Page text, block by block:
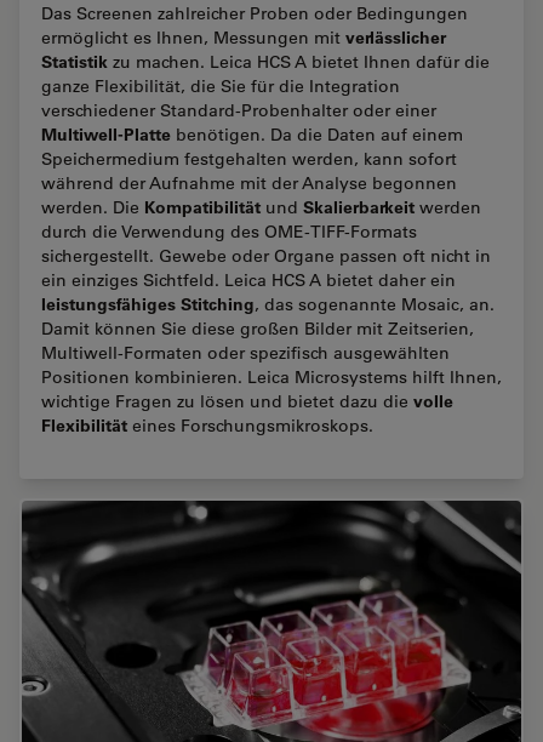
Das Screenen zahlreicher Proben oder Bedingungen
ermöglicht es Ihnen, Messungen mit verlässlicher
Statistik zu machen. Leica HCS A bietet Ihnen dafür die
ganze Flexibilität, die Sie für die Integration
verschiedener Standard-Probenhalter oder einer
Multiwell-Platte benötigen. Da die Daten auf einem
Speichermedium festgehalten werden, kann sofort
während der Aufnahme mit der Analyse begonnen
werden. Die Kompatibilität und Skalierbarkeit werden
durch die Verwendung des OME-TIFF-Formats
sichergestellt. Gewebe oder Organe passen oft nicht in
ein einziges Sichtfeld. Leica HCS A bietet daher ein
leistungsfähiges Stitching, das sogenannte Mosaic, an.
Damit können Sie diese großen Bilder mit Zeitserien,
Multiwell-Formaten oder spezifisch ausgewählten
Positionen kombinieren. Leica Microsystems hilft Ihnen,
wichtige Fragen zu lösen und bietet dazu die volle
Flexibilität eines Forschungsmikroskops.